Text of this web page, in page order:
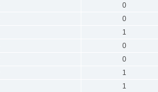
0
0
1
0
0
1
1